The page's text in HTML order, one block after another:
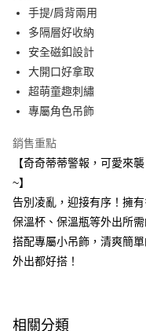
Apple Pay
街口支付
悠遊付
Google Pay
相關說明
【大哥付你分期使用說明】
1.本服務由台灣大哥大提供，
2.付款方式選擇「大哥付你分
流程，驗證手機門號後，選擇
成交易。
4.訂單成立30分鐘內，如未前
消。如遇「轉專審核」未通過
醒簡訊。
【關於「AFTEE先享後付」】
AFTEE先享後付是「在收到商
便利好安心！
１．簡單：不需註冊會員、不
２．便利：只要手機號碼，簡
１．於結帳方式選擇「AFTEE
ATM付款
運送方式
手提/肩背兩用
多隔層好收納
安全磁釦設計
大開口好拿取
超萌童趣刺繡
專屬角色吊飾
銷售重點
【奇奇蒂蒂警報，可愛來
~】
告別凌亂，迎接有序！擁
保溫杯、保溫瓶等外出所
搭配專屬小吊飾，清爽簡
外出都好搭！
相關分類